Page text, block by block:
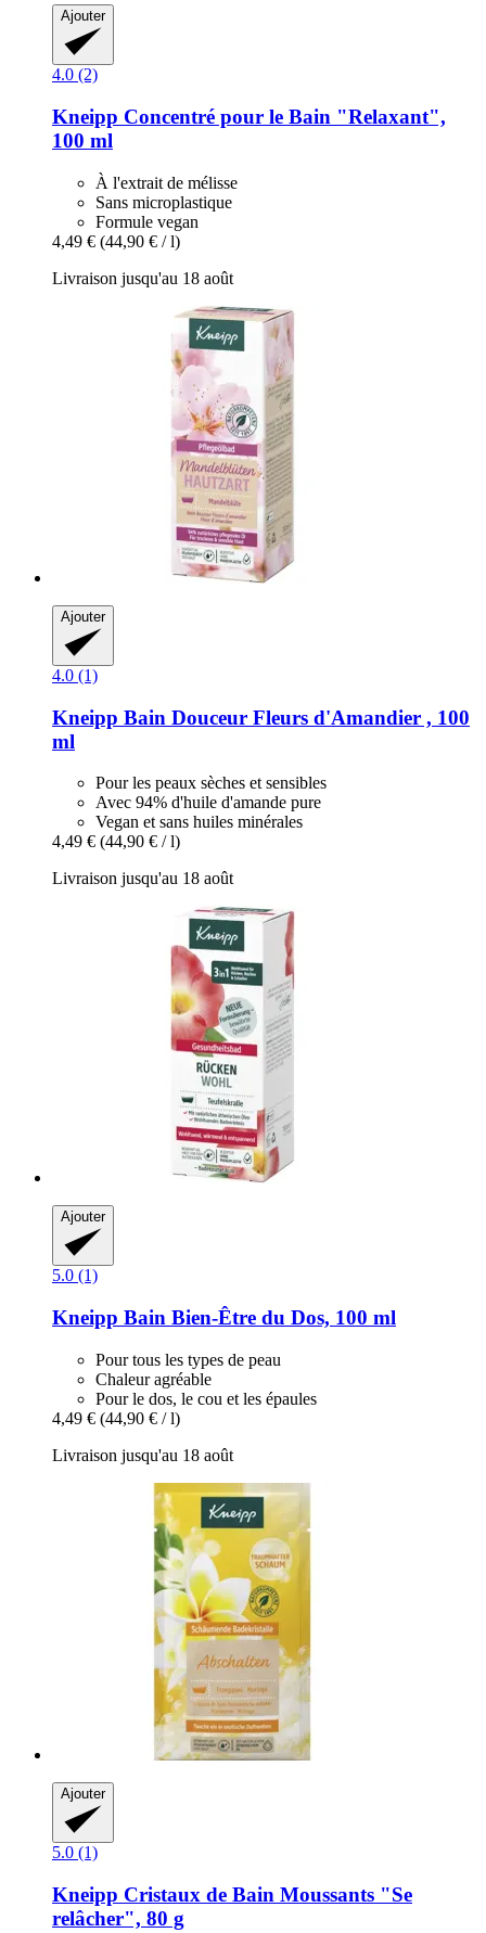
Ajouter
4.0 (2)
Kneipp Concentré pour le Bain "Relaxant",
100 ml
À l'extrait de mélisse
Sans microplastique
Formule vegan
4,49 € (44,90 € / l)
Livraison jusqu'au 18 août
Ajouter
4.0 (1)
Kneipp Bain Douceur Fleurs d'Amandier , 100
ml
Pour les peaux sèches et sensibles
Avec 94% d'huile d'amande pure
Vegan et sans huiles minérales
4,49 € (44,90 € / l)
Livraison jusqu'au 18 août
Ajouter
5.0 (1)
Kneipp Bain Bien-​Être du Dos, 100 ml
Pour tous les types de peau
Chaleur agréable
Pour le dos, le cou et les épaules
4,49 € (44,90 € / l)
Livraison jusqu'au 18 août
Ajouter
5.0 (1)
Kneipp Cristaux de Bain Moussants "Se
relâcher", 80 g